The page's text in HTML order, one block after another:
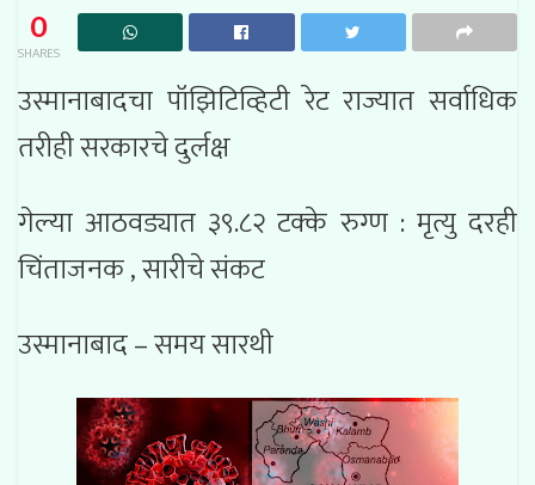
0
SHARES
उस्मानाबादचा पॉझिटिव्हिटी रेट राज्यात सर्वाधिक
तरीही सरकारचे दुर्लक्ष
गेल्या आठवड्यात ३९.८२ टक्के रुग्ण : मृत्यु दरही
चिंताजनक , सारीचे संकट
उस्मानाबाद – समय सारथी